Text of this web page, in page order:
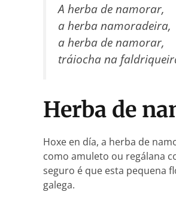
A herba de namorar,
a herba namoradeira,
a herba de namorar,
tráiocha na
Herba de
Hoxe en día, a herba de
como amuleto ou regálana
seguro é que esta pequena
galega.